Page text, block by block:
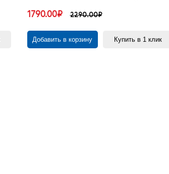
1790.00₽ 2290.00₽
Добавить в корзину Купить в 1 клик